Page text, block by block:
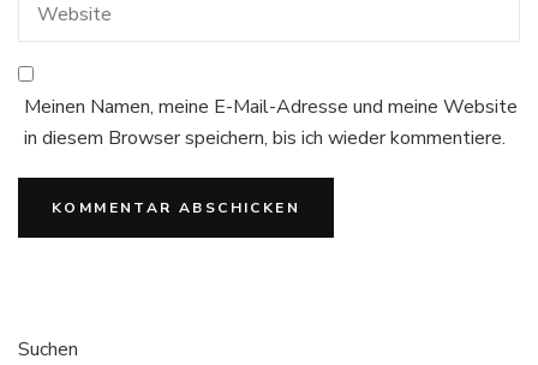
Meinen Namen, meine E-Mail-Adresse und meine Website
in diesem Browser speichern, bis ich wieder kommentiere.
Suchen